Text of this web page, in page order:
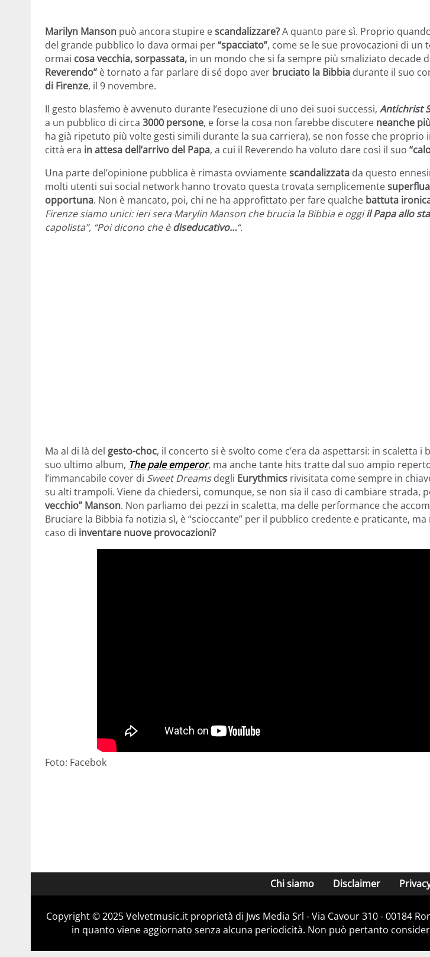
Marilyn Manson può ancora stupire escandalizzare?A quanto pare sì. Proprio
del grande pubblico lo dava ormai per“spacciato”, come se le sue provocazioni di un
ormai cosa vecchia, sorpassata, in un mondo che si fa sempre più smaliziato decade
Reverendo” è tornato a far parlare di sé dopo aver bruciato la Bibbia durante il suo
di Firenze, il 9 novembre.
Il gesto blasfemo è avvenuto durante l’esecuzione di uno dei suoi successi, Antichrist
a un pubblico di circa 3000 persone, e forse la cosa non farebbe discutere neanche
ha già ripetuto più volte gesti simili durante la sua carriera), se non fosse che proprio
città era in attesa dell’arrivo del Papa, a cui il Reverendo ha voluto dare così il suo
Una parte del’opinione pubblica è rimasta ovviamentescandalizzata da questo
molti utenti sui social network hanno trovato questa trovata semplicemente
opportuna. Non è mancato, poi, chi ne ha approfittato per fare qualche battuta
Firenze siamo unici: ieri sera Marylin Manson che brucia la Bibbia e oggiil Papa allo
capolista”, “Poi dicono che èdiseducativo…“.
Ma al di là del gesto-choc, il concerto si è svolto come c’era da aspettarsi: in scaletta i
suo ultimo album, The pale emperor, ma anche tante hits tratte dal suo ampio
l’immancabile cover di Sweet Dreamsdegli Eurythmics rivisitata come sempre in
su alti trampoli. Viene da chiedersi, comunque, se non sia il caso di cambiare strada,
vecchio” Manson. Non parliamo dei pezzi in scaletta, ma delle performance che
Bruciare la Bibbia fa notizia sì, è “scioccante” per il pubblico credente e praticante,
caso di inventare nuove provocazioni?
Foto: Facebok
Chi siamo Disclaimer
Copyright © 2025 Velvetmusic.it proprietà di Jws Media Srl - Via Cavour 310 - 00184
in quanto viene aggiornato senza alcuna periodicità. Non può pertanto